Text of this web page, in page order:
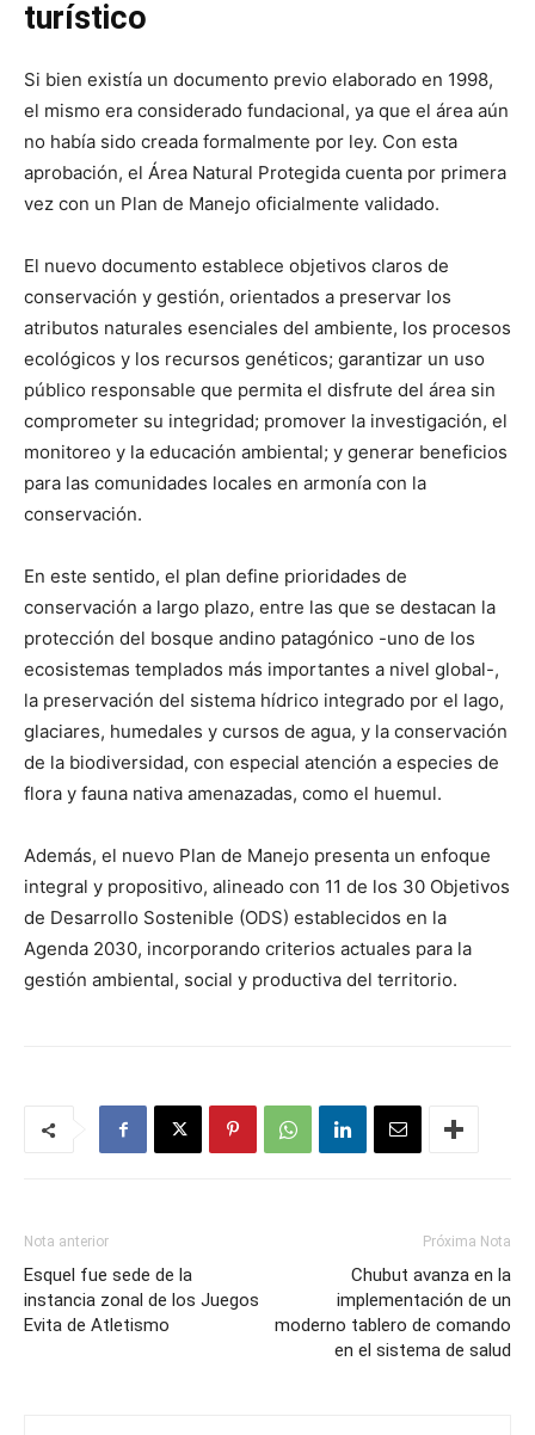
turístico
Si bien existía un documento previo elaborado en 1998,
el mismo era considerado fundacional, ya que el área aún
no había sido creada formalmente por ley. Con esta
aprobación, el Área Natural Protegida cuenta por primera
vez con un Plan de Manejo oficialmente validado.
El nuevo documento establece objetivos claros de
conservación y gestión, orientados a preservar los
atributos naturales esenciales del ambiente, los procesos
ecológicos y los recursos genéticos; garantizar un uso
público responsable que permita el disfrute del área sin
comprometer su integridad; promover la investigación, el
monitoreo y la educación ambiental; y generar beneficios
para las comunidades locales en armonía con la
conservación.
En este sentido, el plan define prioridades de
conservación a largo plazo, entre las que se destacan la
protección del bosque andino patagónico -uno de los
ecosistemas templados más importantes a nivel global-,
la preservación del sistema hídrico integrado por el lago,
glaciares, humedales y cursos de agua, y la conservación
de la biodiversidad, con especial atención a especies de
flora y fauna nativa amenazadas, como el huemul.
Además, el nuevo Plan de Manejo presenta un enfoque
integral y propositivo, alineado con 11 de los 30 Objetivos
de Desarrollo Sostenible (ODS) establecidos en la
Agenda 2030, incorporando criterios actuales para la
gestión ambiental, social y productiva del territorio.
Nota anterior
Esquel fue sede de la
instancia zonal de los Juegos
Evita de Atletismo
Próxima Nota
Chubut avanza en la
implementación de un
moderno tablero de comando
en el sistema de salud